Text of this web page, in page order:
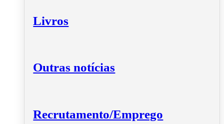
Livros
Outras notícias
Recrutamento/Emprego